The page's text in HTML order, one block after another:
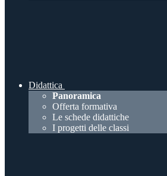
Didattica
Panoramica
Offerta formativa
Le schede didattiche
I progetti delle classi